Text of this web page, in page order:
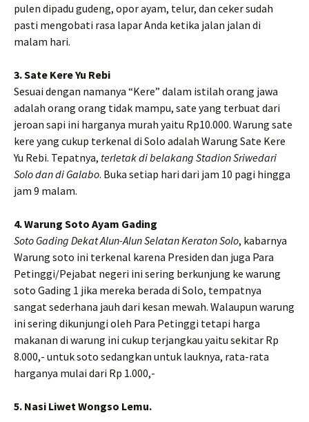
pulen dipadu gudeng, opor ayam, telur, dan ceker sudah
pasti mengobati rasa lapar Anda ketika jalan jalan di
malam hari.
3. Sate Kere Yu Rebi
Sesuai dengan namanya “Kere” dalam istilah orang jawa
adalah orang orang tidak mampu, sate yang terbuat dari
jeroan sapi ini harganya murah yaitu Rp10.000. Warung sate
kere yang cukup terkenal di Solo adalah Warung Sate Kere
Yu Rebi. Tepatnya, terletak di belakang Stadion Sriwedari
Solo dan di Galabo. Buka setiap hari dari jam 10 pagi hingga
jam 9 malam.
4. Warung Soto Ayam Gading
Soto Gading Dekat Alun-Alun Selatan Keraton Solo, kabarnya
Warung soto ini terkenal karena Presiden dan juga Para
Petinggi/Pejabat negeri ini sering berkunjung ke warung
soto Gading 1 jika mereka berada di Solo, tempatnya
sangat sederhana jauh dari kesan mewah. Walaupun warung
ini sering dikunjungi oleh Para Petinggi tetapi harga
makanan di warung ini cukup terjangkau yaitu sekitar Rp
8.000,- untuk soto sedangkan untuk lauknya, rata-rata
harganya mulai dari Rp 1.000,-
5. Nasi Liwet Wongso Lemu.